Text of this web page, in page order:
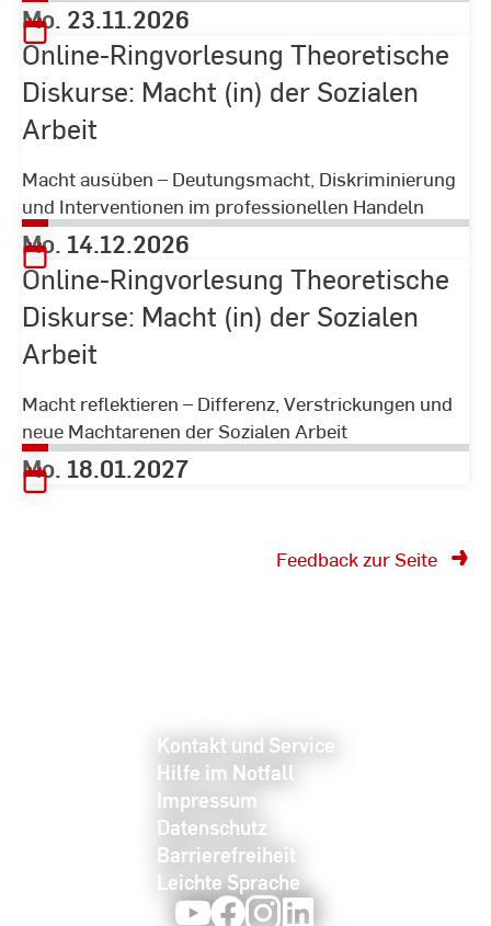
Mo. 23.11.2026
Online-Ringvorlesung Theoretische
Diskurse: Macht (in) der Sozialen
Arbeit
Macht ausüben – Deutungsmacht, Diskriminierung
und Interventionen im professionellen Handeln
Mo. 14.12.2026
Online-Ringvorlesung Theoretische
Diskurse: Macht (in) der Sozialen
Arbeit
Macht reflektieren – Differenz, Verstrickungen und
neue Machtarenen der Sozialen Arbeit
Mo. 18.01.2027
Feedback zur Seite
Kontakt und Service
Hilfe im Notfall
Impressum
Datenschutz
Barrierefreiheit
Leichte Sprache
YoutubeFacebookInstagram